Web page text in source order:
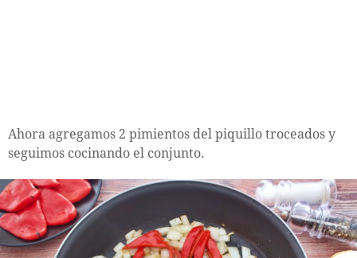
Ahora agregamos 2 pimientos del piquillo troceados y
seguimos cocinando el conjunto.